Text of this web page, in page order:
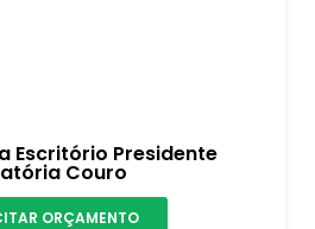
Escritório Presidente
Couro
ORÇAMENTO